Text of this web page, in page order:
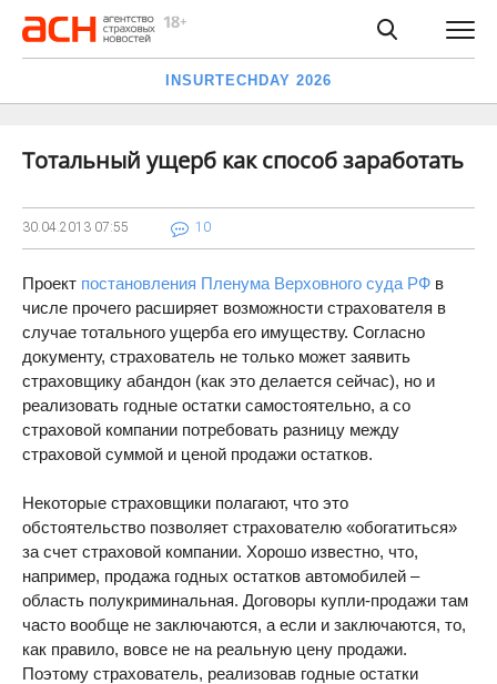
INSURTECHDAY 2026
Тотальный ущерб как способ заработать
30.04.2013 07:55 10
Проект постановления Пленума Верховного суда РФ в
числе прочего расширяет возможности страхователя в
случае тотального ущерба его имуществу. Согласно
документу, страхователь не только может заявить
страховщику абандон (как это делается сейчас), но и
реализовать годные остатки самостоятельно, а со
страховой компании потребовать разницу между
страховой суммой и ценой продажи остатков.
Некоторые страховщики полагают, что это
обстоятельство позволяет страхователю «обогатиться»
за счет страховой компании. Хорошо известно, что,
например, продажа годных остатков автомобилей –
область полукриминальная. Договоры купли-продажи там
часто вообще не заключаются, а если и заключаются, то,
как правило, вовсе не на реальную цену продажи.
Поэтому страхователь, реализовав годные остатки